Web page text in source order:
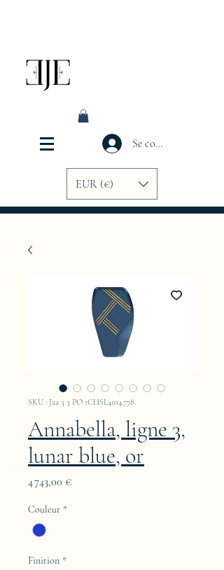
Se connecter
EUR (€)
SKU : Jaa 3 3 PO 1CHSL4104.778.
Annabella, ligne 3,
lunar blue, or
4 743,00 €Prix
Couleur *
Finition *